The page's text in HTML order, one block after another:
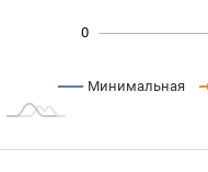
0
Минимальная